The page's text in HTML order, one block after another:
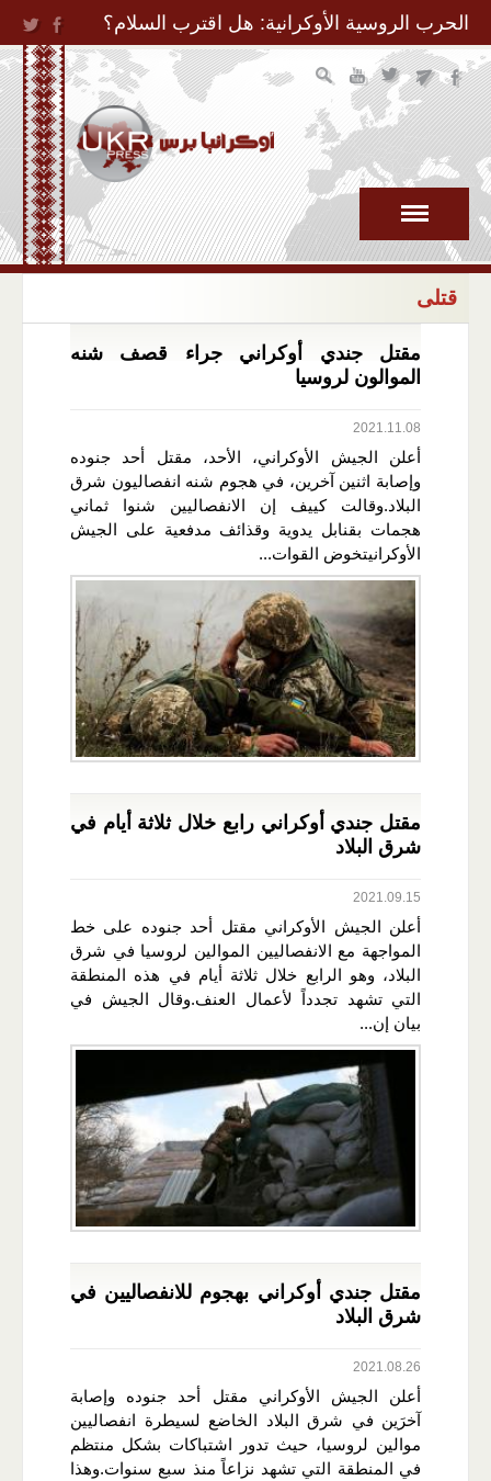
Jump to Navigation
الحرب الروسية الأوكرانية: هل اقترب السلام؟
قتلى
مقتل جندي أوكراني جراء قصف شنه
الموالون لروسيا
2021.11.08
أعلن الجيش الأوكراني، الأحد، مقتل أحد جنوده
وإصابة اثنين آخرين، في هجوم شنه انفصاليون شرق
البلاد.وقالت كييف إن الانفصاليين شنوا ثماني
هجمات بقنابل يدوية وقذائف مدفعية على الجيش
الأوكرانيتخوض القوات...
مقتل جندي أوكراني رابع خلال ثلاثة أيام في
شرق البلاد
2021.09.15
أعلن الجيش الأوكراني مقتل أحد جنوده على خط
المواجهة مع الانفصاليين الموالين لروسيا في شرق
البلاد، وهو الرابع خلال ثلاثة أيام في هذه المنطقة
التي تشهد تجدداً لأعمال العنف.وقال الجيش في
بيان إن...
مقتل جندي أوكراني بهجوم للانفصاليين في
شرق البلاد
2021.08.26
أعلن الجيش الأوكراني مقتل أحد جنوده وإصابة
آخرَين في شرق البلاد الخاضع لسيطرة انفصاليين
موالين لروسيا، حيث تدور اشتباكات بشكل منتظم
في المنطقة التي تشهد نزاعاً منذ سبع سنوات.وهذا